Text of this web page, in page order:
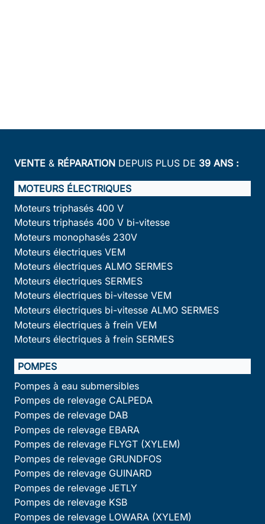
VENTE & RÉPARATION DEPUIS PLUS DE 39 ANS :
MOTEURS ÉLECTRIQUES
Moteurs triphasés 400 V
Moteurs triphasés 400 V bi-vitesse
Moteurs monophasés 230V
Moteurs électriques VEM
Moteurs électriques ALMO SERMES
Moteurs électriques SERMES
Moteurs électriques bi-vitesse VEM
Moteurs électriques bi-vitesse ALMO SERMES
Moteurs électriques à frein VEM
Moteurs électriques à frein SERMES
POMPES
Pompes à eau submersibles
Pompes de relevage CALPEDA
Pompes de relevage DAB
Pompes de relevage EBARA
Pompes de relevage FLYGT (XYLEM)
Pompes de relevage GRUNDFOS
Pompes de relevage GUINARD
Pompes de relevage JETLY
Pompes de relevage KSB
Pompes de relevage LOWARA (XYLEM)